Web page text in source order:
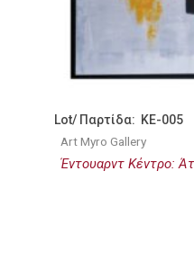
Lot/ Παρτίδα: KE-005
Art Myro Gallery
Έντουαρντ Κέντρο: